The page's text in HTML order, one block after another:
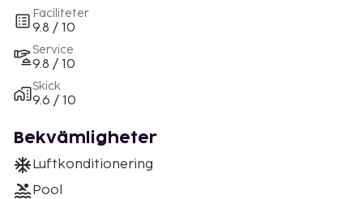
Faciliteter
9.8 / 10
Service
9.8 / 10
Skick
9.6 / 10
Bekvämligheter
Luftkonditionering
Pool